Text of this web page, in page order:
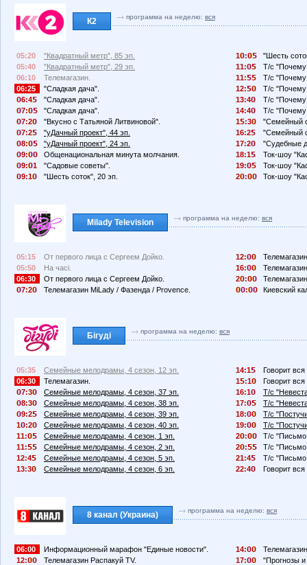
К2 программа на неделю: вся
05:20
"Квадратный метр", 85 эп.
05:40
"Квадратный метр", 29 эп.
06:10
Телемагазин.
06:25
"Сладкая дача".
6:4
"Сладкая дача".
7:
"Сладкая дача".
7:2
"Вкусно с Татьяной Литвиновой".
7:2
"уДачный проект", 44 эп.
8:
"уДачный проект", 24 эп.
9:
Общенациональная минута молчания.
9:
1
"Садовые советы".
9:1
"Шесть соток", 20 эп.
1 :
"Шесть
11:
Т/с
11:
Т/с
12:
Т/с
13:4
Т/с
14:4
Т/с
1
:3
"Семейный
16:2
"Семейный
17:2
"Судебные
18:1
Ток-шоу
19:
Ток-шоу
2
: Ток-шоу
Milady Television программа на неделю: вся
05:15
От первого лица с Сергеем Дойко.
05:50
На часі.
06:30
От первого лица с Сергеем Дойко.
7:2
Телемагазин MiLady / Фазенда / Provence.
12:
16:
2
:
:
Киевский
Бігуді программа на неделю: вся
05:35
Семейные мелодрамы, 4 сезон, 12 эп.
06:30
Телемагазин.
7:3
Семейные мелодрамы, 4 сезон, 37 эп.
8:3
Семейные мелодрамы, 4 сезон, 38 эп.
9:2
Семейные мелодрамы, 4 сезон, 39 эп.
1
:2
Семейные мелодрамы, 4 сезон, 40 эп.
11:
Семейные мелодрамы, 4 сезон, 1 эп.
11:
Семейные мелодрамы, 4 сезон, 2 эп.
12:4
Семейные мелодрамы, 4 сезон, 5 эп.
13:3
Семейные мелодрамы, 4 сезон, 6 эп.
14:1
Говорит
1
:1
Говорит
16:1
Т/с
17:
Т/с
18:
Т/с
19:
Т/с
2
:
Т/с "Письмо
2
:
Т/с "Письмо
21:4
Т/с "Письмо
22:4
Говорит
8 канал (Украина) программа на неделю: вся
06:00
Информационный марафон "Единые новости".
12:
Телемагазин Распакуй TV.
14:
17:
"Прогнозы и